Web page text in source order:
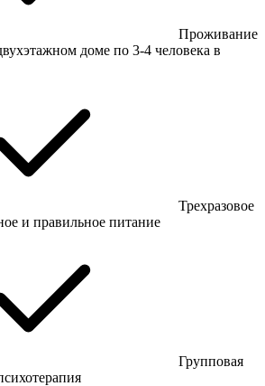
Проживание
доме по 3-4 человека в
Трехразовое
и правильное питание
Групповая